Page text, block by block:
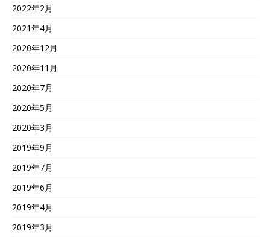
2022年2月
2021年4月
2020年12月
2020年11月
2020年7月
2020年5月
2020年3月
2019年9月
2019年7月
2019年6月
2019年4月
2019年3月